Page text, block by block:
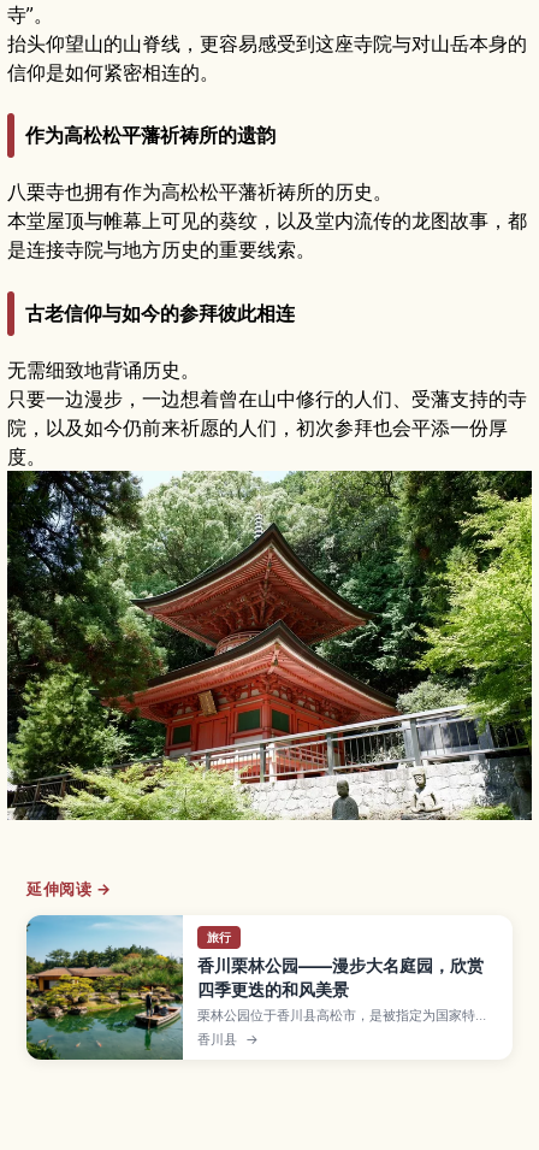
寺”。
抬头仰望山的山脊线，更容易感受到这座寺院与对山岳本身的
信仰是如何紧密相连的。
作为高松松平藩祈祷所的遗韵
八栗寺也拥有作为高松松平藩祈祷所的历史。
本堂屋顶与帷幕上可见的葵纹，以及堂内流传的龙图故事，都
是连接寺院与地方历史的重要线索。
古老信仰与如今的参拜彼此相连
无需细致地背诵历史。
只要一边漫步，一边想着曾在山中修行的人们、受藩支持的寺
院，以及如今仍前来祈愿的人们，初次参拜也会平添一份厚
度。
延伸阅读 →
旅行
香川栗林公园——漫步大名庭园，欣赏
四季更迭的和风美景
栗林公园位于香川县高松市，是被指定为国家特别
名胜的代表性大名庭园，园内有池塘、假山与远眺
紫云山的借景，四季风光各具魅力。文章将介绍南
香川县 →